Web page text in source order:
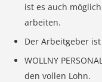
ist es auch
arbeiten.
Der Arbeitgeber ist
WOLLNY
den vollen Lohn.